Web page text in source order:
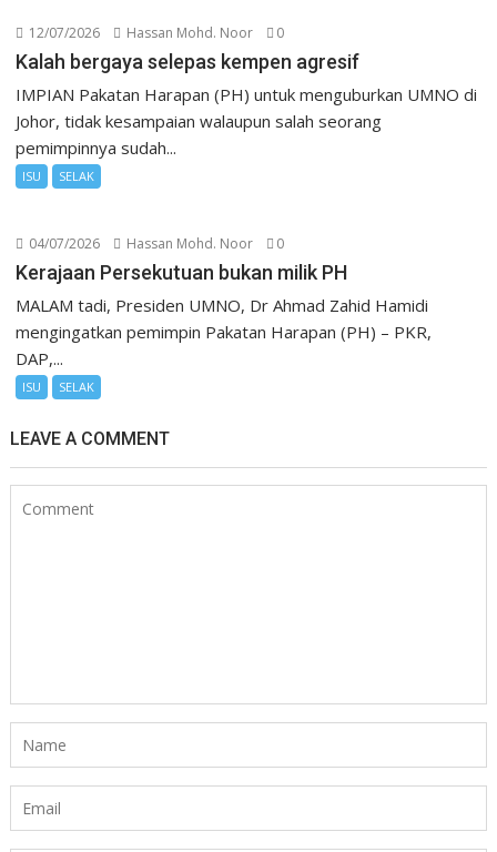
12/07/2026 Hassan Mohd. Noor 0
Kalah bergaya selepas kempen agresif
IMPIAN Pakatan Harapan (PH) untuk menguburkan UMNO di
Johor, tidak kesampaian walaupun salah seorang
pemimpinnya sudah...
ISU SELAK
04/07/2026 Hassan Mohd. Noor 0
Kerajaan Persekutuan bukan milik PH
MALAM tadi, Presiden UMNO, Dr Ahmad Zahid Hamidi
mengingatkan pemimpin Pakatan Harapan (PH) – PKR,
DAP,...
ISU SELAK
LEAVE A COMMENT